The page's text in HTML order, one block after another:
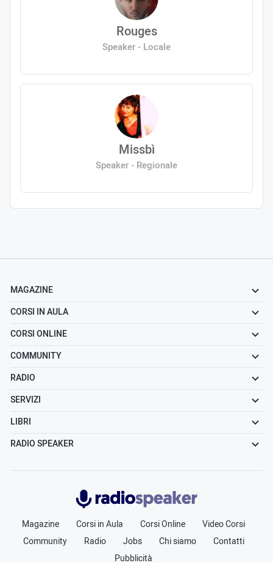
Rouges
Speaker - Locale
Missbì
Speaker - Regionale
MAGAZINE
CORSI IN AULA
CORSI ONLINE
COMMUNITY
RADIO
SERVIZI
LIBRI
RADIO SPEAKER
Radiospeaker.it
Magazine Corsi in Aula Corsi Online
Video Corsi
Community
Radio Jobs Chi siamo
Contatti
Pubblicità